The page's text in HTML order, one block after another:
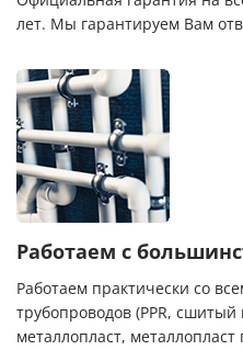
лет. Мы гарантируем Вам
Работаем с
Работаем практически со
трубопроводов (PPR, сшитый
металлопласт,